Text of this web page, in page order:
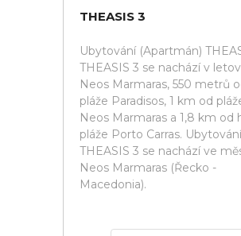
THEASIS 3
Ubytování (Apartmán)
THEASIS 3 se nachází v
Neos Marmaras, 550 metrů
pláže Paradisos, 1 km od
Neos Marmaras a 1,8 km od
pláže Porto Carras. Ubytování
THEASIS 3 se nachází ve
Neos Marmaras (Řecko -
Macedonia).